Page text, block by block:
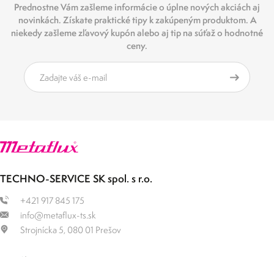
Prednostne Vám zašleme informácie o úplne nových akciách aj
novinkách. Získate praktické tipy k zakúpeným produktom. A
niekedy zašleme zľavový kupón alebo aj tip na súťaž o hodnotné
ceny.
TECHNO-SERVICE SK spol. s r.o.
+421 917 845 175
info@metaflux-ts.sk
Strojnícka 5, 080 01 Prešov